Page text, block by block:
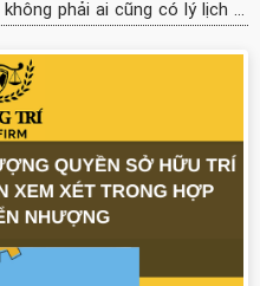
phải ai cũng có lý lịch ...